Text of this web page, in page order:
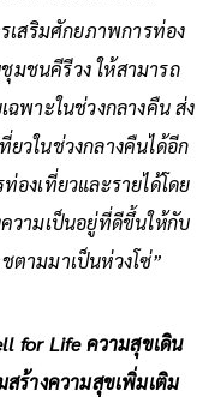
เสริมศักยภาพการท่อง
ชนคีรีวง ให้สามารถ
ฉพาะในช่วงกลางคืน ส่ง
ยวในช่วงกลางคืนได้อีก
องเที่ยวและรายได้โดย
วามเป็นอยู่ที่ดีขึ้นให้กับ
ตามมาเป็นห่วงโซ่”
for Life ความสุขเดิน
สร้างความสุขเพิ่มเติม